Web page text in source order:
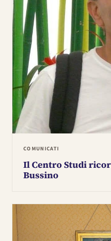
COMUNICATI
Il Centro Studi
Bussino